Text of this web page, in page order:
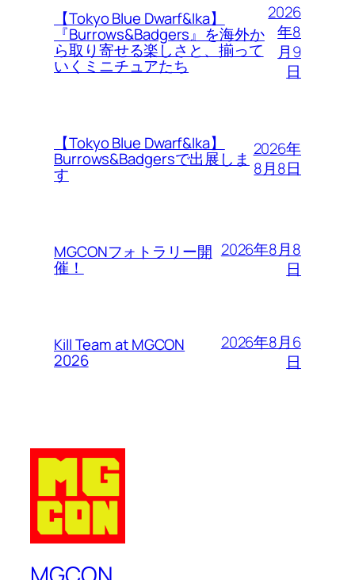
【Tokyo Blue Dwarf&Ika】
『Burrows&Badgers』を海外か
ら取り寄せる楽しさと、揃って
いくミニチュアたち
2026
年8
月9
日
【Tokyo Blue Dwarf&Ika】
Burrows&Badgersで出展しま
す
2026年
8月8日
MGCONフォトラリー開
催！
2026年8月8
日
Kill Team at MGCON
2026
2026年8月6
日